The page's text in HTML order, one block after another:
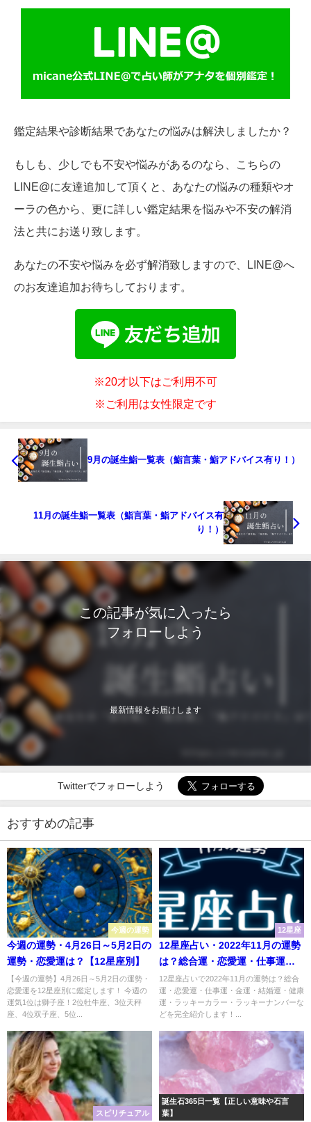
鑑定結果や診断結果であなたの悩みは解決しましたか？
もしも、少しでも不安や悩みがあるのなら、こちらの
LINE@に友達追加して頂くと、あなたの悩みの種類やオ
ーラの色から、更に詳しい鑑定結果を悩みや不安の解消
法と共にお送り致します。
あなたの不安や悩みを必ず解消致しますので、LINE@へ
のお友達追加お待ちしております。
※20才以下はご利用不可
※ご利用は女性限定です
9月の誕生鮨一覧表（鮨言葉・鮨アドバイス有り！）
11月の誕生鮨一覧表（鮨言葉・鮨アドバイス有
り！）
この記事が気に入ったら
フォローしよう
最新情報をお届けします
Twitterでフォローしよう
おすすめの記事
今週の運勢
今週の運勢・4月26日～5月2日の
運勢・恋愛運は？【12星座別】
【今週の運勢】4月26日～5月2日の運勢・
恋愛運を12星座別に鑑定します！ 今週の
運気1位は獅子座！2位牡牛座、3位天秤
座、4位双子座、5位...
12星座
12星座占い・2022年11月の運勢
は？総合運・恋愛運・仕事運・
金運・結婚運・健康運・ラッキ
ーカラー・ラッキーナンバー
12星座占いで2022年11月の運勢は？総合
運・恋愛運・仕事運・金運・結婚運・健康
運・ラッキーカラー・ラッキーナンバーな
どを完全紹介します！...
スピリチュアル
誕生石365日一覧【正しい意味や石言
葉】